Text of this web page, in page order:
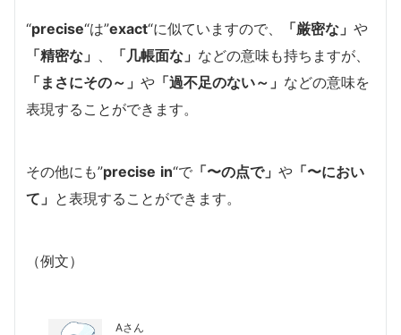
“precise“は”exact“に似ていますので、 「厳密な」 や
「精密な」
「几帳面な」 などの意味も持ちますが、
「まさにその～」 や 「過不足のない～」 などの意味を
表現することができます。
その他にも”precise in“で 「〜の点で」 や 「〜におい
て」 と表現することができます。
（例文）
Aさん